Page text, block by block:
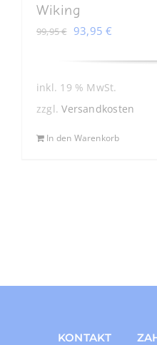
Wiking
99,95€ Ursprünglicher
war:
99,95 €
93,95€
ist:
93,95 €.
inkl. 19 % MwSt.
zzgl.Versandkosten
In den Warenkorb
KONTAKT